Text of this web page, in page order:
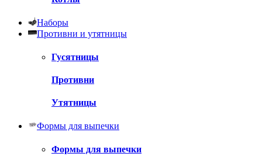
Наборы
Противни и утятницы
Гусятницы
Противни
Утятницы
Формы для выпечки
Формы для выпечки